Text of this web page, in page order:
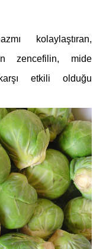
kolaylaştıran,
zencefilin, mide
etkili olduğu